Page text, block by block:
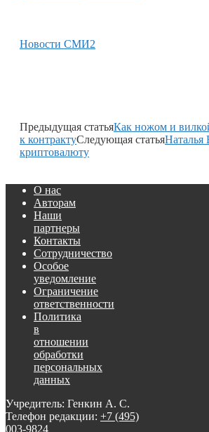
Новости СМИ2
Предыдущая статьяКак ножом и
к контрактуСледующая статьяНаталья
криптовалюту
О нас
Авторам
Наши
партнеры
Контакты
Сотрудничество
Особое
уведомление
Ограничение
ответственности
Политика
в
отношении
обработки
персональных
данных
Учредитель: Генкин А. С.
Телефон редакции: +7 (495)
003-9824